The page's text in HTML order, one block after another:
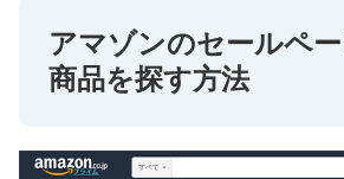
アマゾンのセールペ
商品を探す方法